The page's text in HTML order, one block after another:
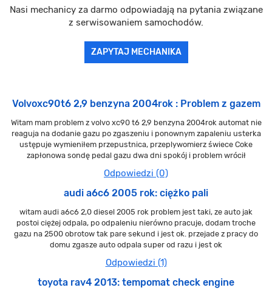
Nasi mechanicy za darmo odpowiadają na pytania związane
z serwisowaniem samochodów.
ZAPYTAJ MECHANIKA
Volvoxc90t6 2,9 benzyna 2004rok : Problem z gazem
Witam mam problem z volvo xc90 t6 2,9 benzyna 2004rok automat nie
reaguja na dodanie gazu po zgaszeniu i ponownym zapaleniu usterka
ustępuje wymieniłem przepustnica, przeplywomierz świece Coke
zapłonowa sondę pedal gazu dwa dni spokój i problem wrócił
Odpowiedzi (0)
audi a6c6 2005 rok: ciężko pali
witam audi a6c6 2,0 diesel 2005 rok problem jest taki, ze auto jak
postoi ciężej odpala, po odpaleniu nierówno pracuje, dodam troche
gazu na 2500 obrotow tak pare sekund i jest ok. przejade z pracy do
domu zgasze auto odpala super od razu i jest ok
Odpowiedzi (1)
toyota rav4 2013: tempomat check engine